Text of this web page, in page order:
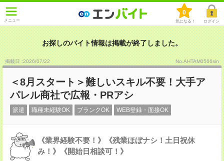
メニュー
0
気になる！ ログイン
お探しのバイト情報は掲載が終了しました。
掲載日 :2026/07/22 No.AHTAM0566sin
＜8月スタート＞難しいスキル不要！大手ア
パレル商社で広報・PRアシ
派遣 職種未経験OK ブランクOK WEB登録・面接OK
《業界経験不要！》《残業ほぼナシ！土日祝休
み！》《開始日相談可！》